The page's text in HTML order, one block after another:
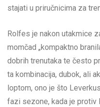
stajati u priručnicima za
Rolfes je nakon utakmice
momčad „kompaktno
dobrih trenutaka te često
ta kombinacija, dubok, ali
loptom, ono je što
fazi sezone, kada je protiv